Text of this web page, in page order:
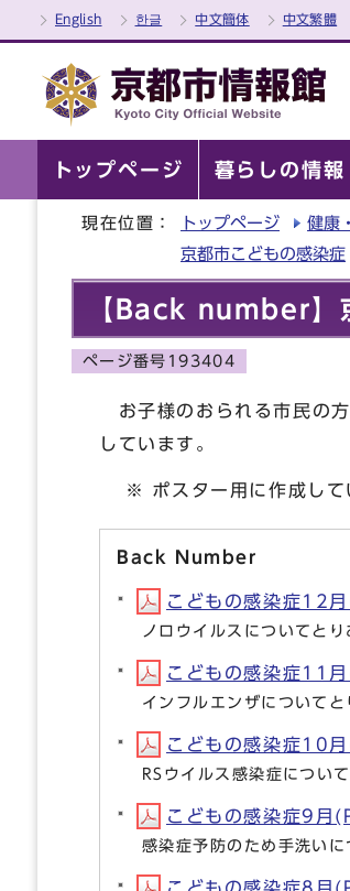
English 한글 中文簡体 中文繁體
トップページ 暮らしの情報
現在位置： トップページ 健康
京都市こどもの感染症
【Back number】
ページ番号193404
お子様のおられる市民の
し
※ ポスター用に作成して
Back Number
こどもの感染症12
ノロウイルスについてとり
こどもの感染症11
インフルエンザについてと
こどもの感染症10
RSウイルス感染症につい
こどもの感染症9
感染症予防のため手洗いに